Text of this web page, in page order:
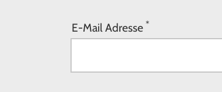
E-Mail Adresse*